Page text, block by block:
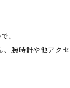
、
、腕時計や他アク